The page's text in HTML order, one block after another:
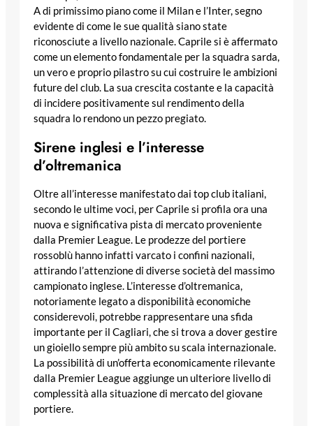
A di primissimo piano come il Milan e l’Inter, segno
evidente di come le sue qualità siano state
riconosciute a livello nazionale. Caprile si è affermato
come un elemento fondamentale per la squadra sarda,
un vero e proprio pilastro su cui costruire le ambizioni
future del club. La sua crescita costante e la capacità
di incidere positivamente sul rendimento della
squadra lo rendono un pezzo pregiato.
Sirene inglesi e l’interesse
d’oltremanica
Oltre all’interesse manifestato dai top club italiani,
secondo le ultime voci, per Caprile si profila ora una
nuova e significativa pista di mercato proveniente
dalla Premier League. Le prodezze del portiere
rossoblù hanno infatti varcato i confini nazionali,
attirando l’attenzione di diverse società del massimo
campionato inglese. L’interesse d’oltremanica,
notoriamente legato a disponibilità economiche
considerevoli, potrebbe rappresentare una sfida
importante per il Cagliari, che si trova a dover gestire
un gioiello sempre più ambito su scala internazionale.
La possibilità di un’offerta economicamente rilevante
dalla Premier League aggiunge un ulteriore livello di
complessità alla situazione di mercato del giovane
portiere.